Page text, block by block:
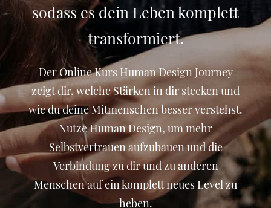
sodass es dein Leben komplett
transformiert.
Der Online Kurs Human Design Journey
zeigt dir, welche Stärken in dir stecken und
wie du deine Mitmenschen besser verstehst.
Nutze Human Design, um mehr
Selbstvertrauen aufzubauen und die
Verbindung zu dir und zu anderen
Menschen auf ein komplett neues Level zu
heben.